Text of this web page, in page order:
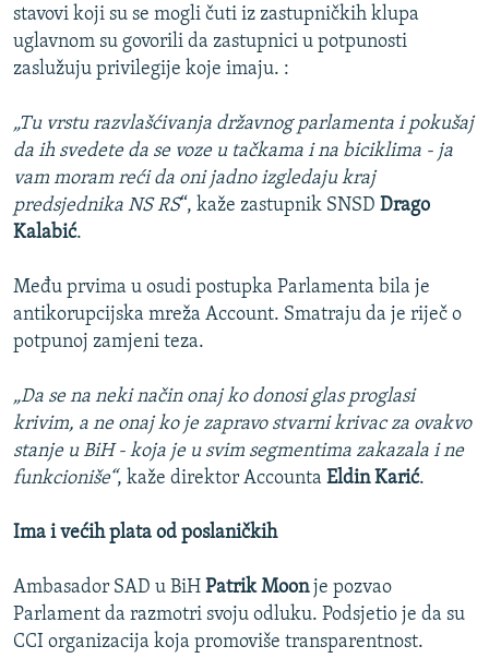
stavovi koji su se mogli čuti iz zastupničkih klupa
uglavnom su govorili da zastupnici u potpunosti
zaslužuju privilegije koje imaju. :
„Tu vrstu razvlašćivanja državnog parlamenta i pokušaj
da ih svedete da se voze u tačkama i na biciklima - ja
vam moram reći da oni jadno izgledaju kraj
predsjednika NS RS“, kaže zastupnik SNSD Drago
Kalabić.
Među prvima u osudi postupka Parlamenta bila je
antikorupcijska mreža Account. Smatraju da je riječ o
potpunoj zamjeni teza.
„Da se na neki način onaj ko donosi glas proglasi
krivim, a ne onaj ko je zapravo stvarni krivac za ovakvo
stanje u BiH - koja je u svim segmentima zakazala i ne
funkcioniše“, kaže direktor Accounta Eldin Karić.
Ima i većih plata od poslaničkih
Ambasador SAD u BiH Patrik Moonje pozvao
Parlament da razmotri svoju odluku. Podsjetio je da su
CCI organizacija koja promoviše transparentnost.